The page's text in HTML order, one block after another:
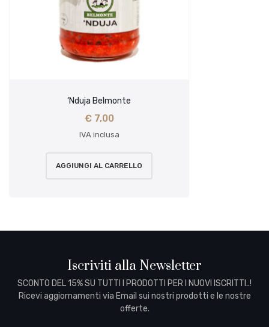
‘Nduja Belmonte
€7,00
IVA inclusa
AGGIUNGI AL CARRELLO
Iscriviti alla Newsletter
SCONTO DEL 15% SU TUTTI I PRODOTTI PER I NUOVI ISCRITTI..!
Ricevi aggiornamenti via Email sui nostri prodotti e le nostre
offerte.